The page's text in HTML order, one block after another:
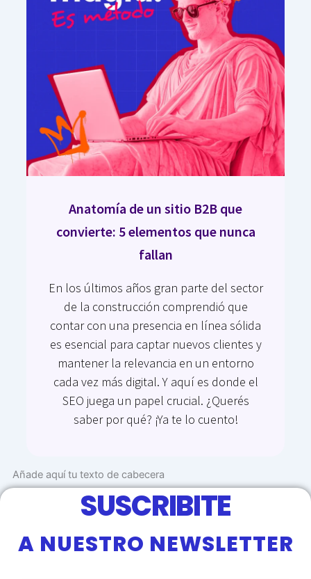
Anatomía de un sitio B2B que
convierte: 5 elementos que nunca
fallan
En los últimos años gran parte del sector
de la construcción comprendió que
contar con una presencia en línea sólida
es esencial para captar nuevos clientes y
mantener la relevancia en un entorno
cada vez más digital. Y aquí es donde el
SEO juega un papel crucial. ¿Querés
saber por qué? ¡Ya te lo cuento!
Ir a blog
Añade aquí tu texto de cabecera
SUSCRIBITE
A NUESTRO NEWSLETTER